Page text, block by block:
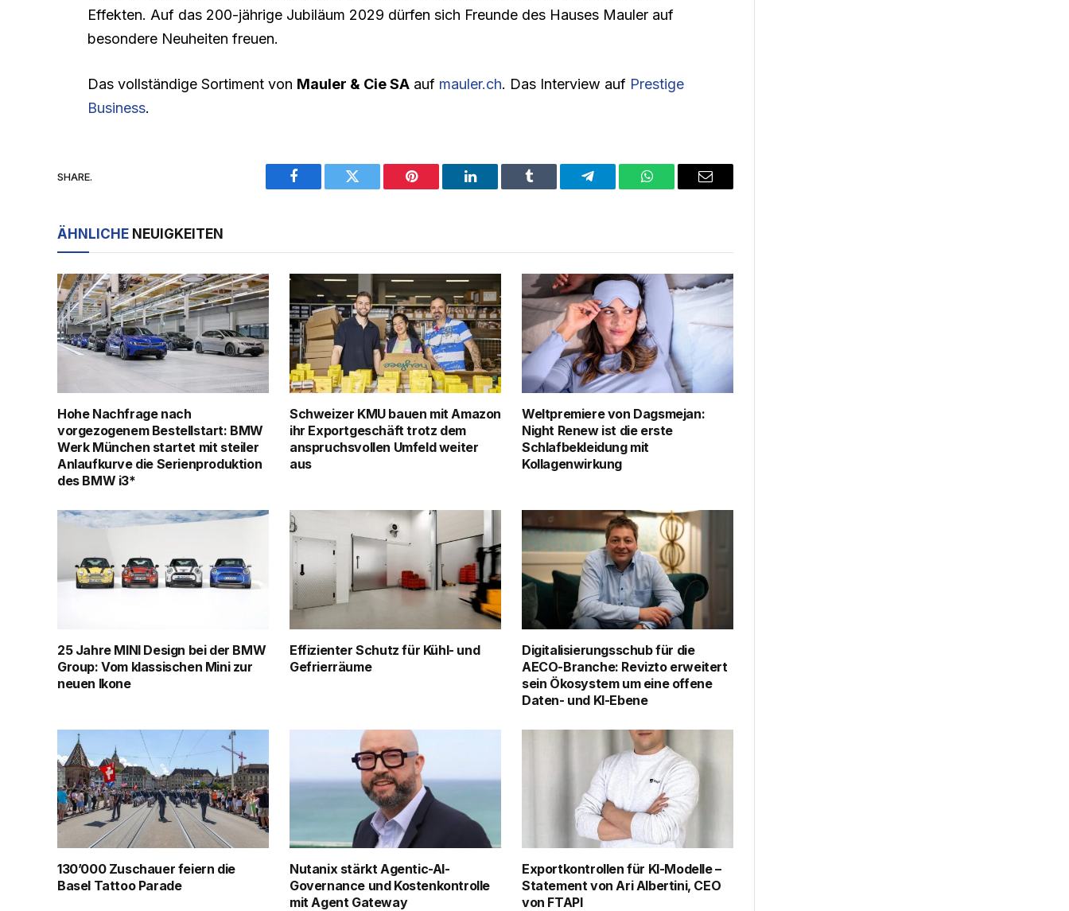
Effekten. Auf das 200-jährige Jubiläum 2029 dürfen sich Freunde des Hauses Mauler auf
besondere Neuheiten freuen.
Das vollständige Sortiment von Mauler & Cie SAauf mauler.ch. Das Interview auf Prestige
Business.
SHARE.
Facebook Twitter Pinterest LinkedIn Tumblr Telegram WhatsAppEmail
ÄHNLICHE NEUIGKEITEN
Hohe Nachfrage nach
vorgezogenem Bestellstart: BMW
Werk München startet mit steiler
Anlaufkurve die Serienproduktion
des BMW i3*
Schweizer KMU bauen mit Amazon
ihr Exportgeschäft trotz dem
anspruchsvollen Umfeld weiter
aus
Weltpremiere von Dagsmejan:
Night Renew ist die erste
Schlafbekleidung mit
Kollagenwirkung
25 Jahre MINI Design bei der BMW
Group: Vom klassischen Mini zur
neuen Ikone
Effizienter Schutz für Kühl- und
Gefrierräume
Digitalisierungsschub für die
AECO-Branche: Revizto erweitert
sein Ökosystem um eine offene
Daten- und KI-Ebene
130’000 Zuschauer feiern die
Basel Tattoo Parade
Nutanix stärkt Agentic-AI-
Governance und Kostenkontrolle
mit Agent Gateway
Exportkontrollen für KI-Modelle –
Statement von Ari Albertini, CEO
von FTAPI